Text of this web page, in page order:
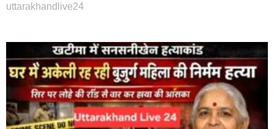
uttarakhandlive24